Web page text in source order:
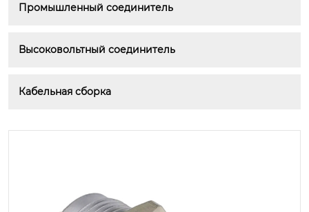
Промышленный соединитель
Высоковольтный соединитель
Кабельная сборка